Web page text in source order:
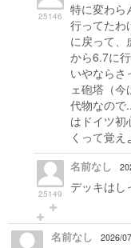
25146
特に変わら
行ってたわ
に戻って、
から6.7に
いやならさ
ェ砲塔（
代物なので
はドイツ初
くって覚え
25149
名前なし
デッキは
名前なし 2026/